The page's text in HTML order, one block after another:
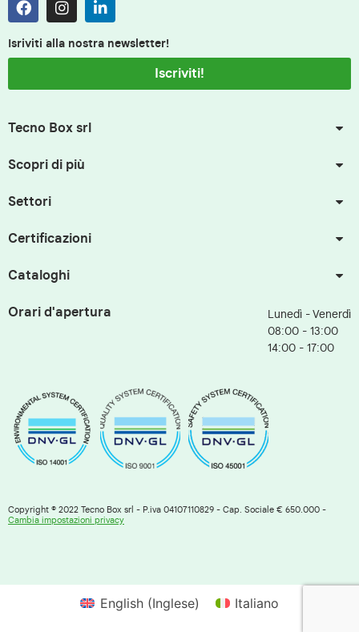
Isriviti alla nostra newsletter!
Iscriviti!
Tecno Box srl
Scopri di più
Settori
Certificazioni
Cataloghi
Orari d'apertura
Lunedì - Venerdì
08:00 - 13:00
14:00 - 17:00
Copyright © 2022 Tecno Box srl - P.iva 04107110829 - Cap. Sociale € 650.000 -
Cambia impostazioni privacy
English(Inglese) Italiano